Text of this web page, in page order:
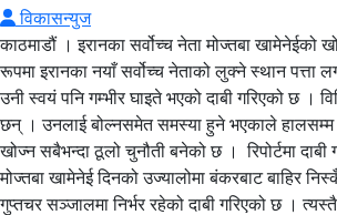
विकासन्युज
काठमाडौं । इरानका सर्वोच्च नेता मोज्तबा
रूपमा इरानका नयाँ सर्वोच्च नेताको लुक्ने स्थान
उनी स्वयं पनि गम्भीर घाइते भएको दाबी गरिएको छ ।
छन् । उनलाई बोल्नसमेत समस्या हुने भएकाले हालसम्म
खोज्न सबैभन्दा ठूलो चुनौती बनेको छ । रिपोर्टमा
मोज्तबा खामेनेई दिनको उज्यालोमा बंकरबाट
गुप्तचर सञ्जालमा निर्भर रहेको दाबी गरिएको छ ।